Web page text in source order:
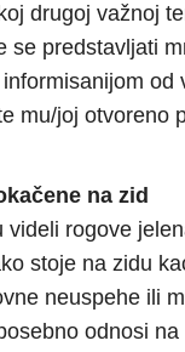
drugoj važnoj
se predstavljati
od
mu/joj otvoreno
na zid
videli rogove
stoje na zidu
neuspehe ili
odnosi